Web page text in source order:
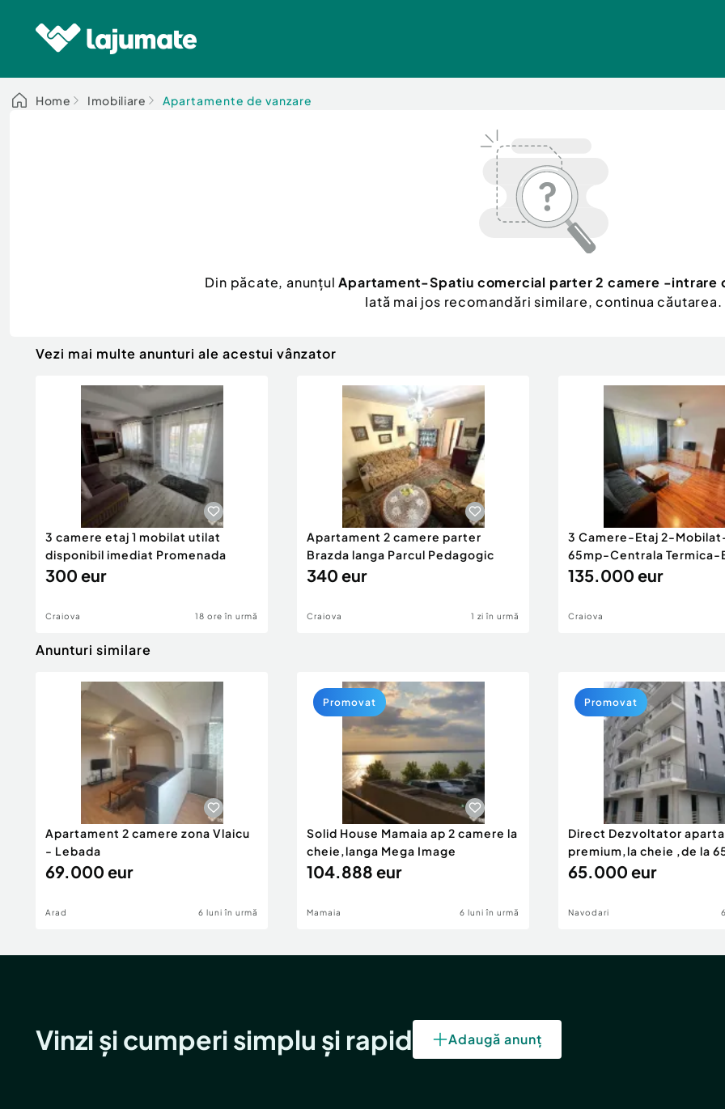
Home Imobiliare Apartamente de vanzare
Din păcate, anunțulApartament-Spatiu comercial parter 2 camere -intrare
Iată mai jos recomandări similare, continua căutarea.
Vezi mai multe anunturi ale acestui vânzator
3 camere etaj 1 mobilat utilat
disponibil imediat Promenada
300 eur
Craiova 18 ore în urmă
Apartament 2 camere parter
Brazda langa Parcul Pedagogic
340 eur
Craiova 1 zi în urmă
3 Camere-Etaj 2-
65mp-Centrala
135.000 eur
Craiova
Anunturi similare
Apartament 2 camere zona Vlaicu
- Lebada
69.000 eur
Arad 6 luni în urmă
Solid House Mamaia ap 2 camere la
cheie,langa Mega Image
104.888 eur
Mamaia 6 luni în urmă
Promovat
Direct Dezvoltator
premium,la cheie ,de la
eur
65.000 eur
Navodari
Promovat
Vinzi și cumperi simplu și rapid Adaugă anunț